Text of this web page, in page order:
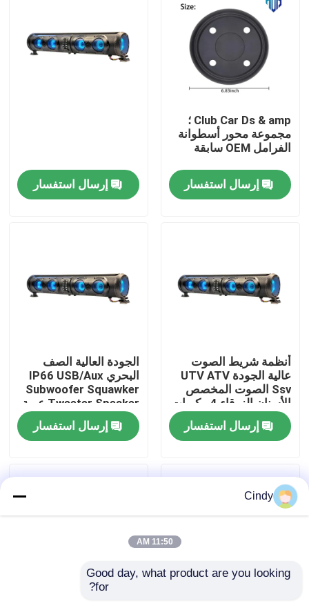
معلومات عنا
مراقبة الجودة
اتصل بنا
مرايا جانبية لعربة الجولف
Club Car Ds & amp ؛
مجموعة محور أسطوانة
الفرامل OEM سابقة
إرسال استفسار إرسال استفسار
أنظمة شريط الصوت
عالية الجودة UTV ATV
Ssv الصوت المخصص
الأسنان الزرقاء 4 مكبرات
الصوت التحكم عن بعد
IP66 عازل المياه USB إرسال استفسار
الجودة العالية الصف
البحري IP66 USB/Aux
Subwoofer Squawker
Tweeter Speaker عربة
الغولف الكهربائية شريط
الصوت بلوتوث
إرسال استفسار
Cindy
11:50 AM
Good day, what product are you looking
for?